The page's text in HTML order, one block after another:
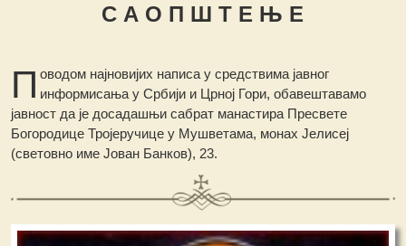
С А О П Ш Т Е Њ Е
П оводом најновијих написа у средствима јавног
информисања у Србији и Црној Гори, обавештавамо
јавност да је досадашњи сабрат манастира Пресвете
Богородице Тројеручице у Мушветама, монах Јелисеј
(световно име Јован Банков), 23.